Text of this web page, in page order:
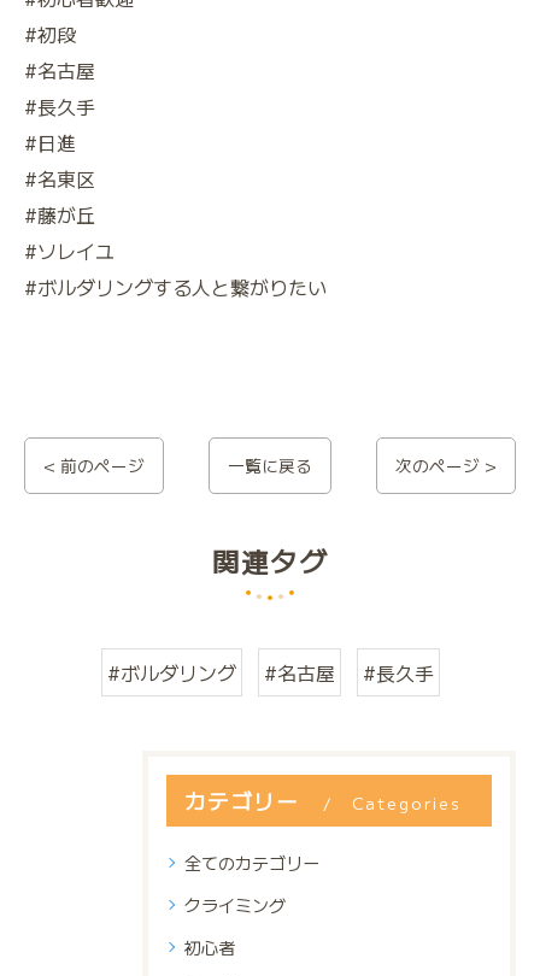
#初段
#名古屋
#長久手
#日進
#名東区
#藤が丘
#ソレイユ
#ボルダリングする人と繋がりたい
< 前のページ 一覧に戻る 次のページ >
関連タグ
#ボルダリング #名古屋 #長久手
カテゴリー Categories
全てのカテゴリー
クライミング
初心者